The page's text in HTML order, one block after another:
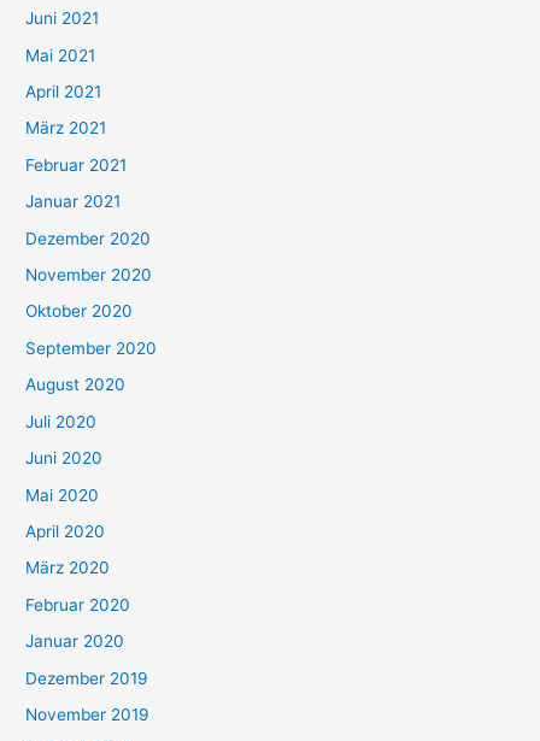
c
h
:
Juni 2021
Mai 2021
April 2021
März 2021
Februar 2021
Januar 2021
Dezember 2020
November 2020
Oktober 2020
September 2020
August 2020
Juli 2020
Juni 2020
Mai 2020
April 2020
März 2020
Februar 2020
Januar 2020
Dezember 2019
November 2019